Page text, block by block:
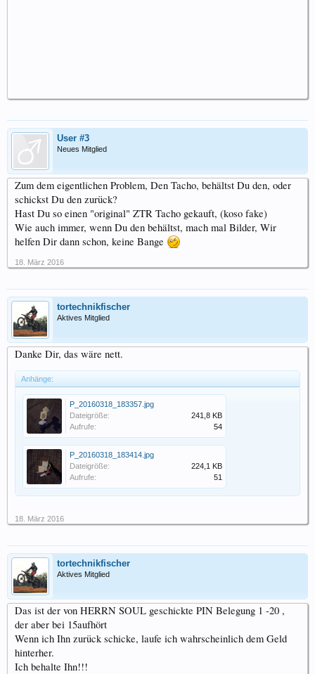
User #3
Neues Mitglied
Zum dem eigentlichen Problem, Den Tacho, behältst Du den, oder
schickst Du den zurück?
Hast Du so einen "original" ZTR Tacho gekauft, (koso fake)
Wie auch immer, wenn Du den behältst, mach mal Bilder, Wir
helfen Dir dann schon, keine Bange
18. März 2016
tortechnikfischer
Aktives Mitglied
Danke Dir, das wäre nett.
Anhänge:
P_20160318_183357.jpg
Dateigröße:
241,8 KB
Aufrufe:
54
P_20160318_183414.jpg
Dateigröße:
224,1 KB
Aufrufe:
51
18. März 2016
tortechnikfischer
Aktives Mitglied
Das ist der von HERRN SOUL geschickte PIN Belegung 1 -20 ,
der aber bei 15aufhört
Wenn ich Ihn zurück schicke, laufe ich wahrscheinlich dem Geld
hinterher.
Ich behalte Ihn!!!